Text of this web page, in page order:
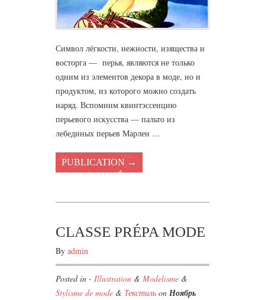
Символ лёгкости, нежности, изящества и
восторга — перья, являются не только
одним из элементов декора в моде, но и
продуктом, из которого можно создать
наряд. Вспомним квинтэссенцию
перьевого искусства — пальто из
лебединых перьев Марлен …
PUBLICATION →
CLASSE PRÉPA MODE
By admin
Posted in - Illustration & Modelisme &
Stylisme de mode & Текстиль on Ноябрь